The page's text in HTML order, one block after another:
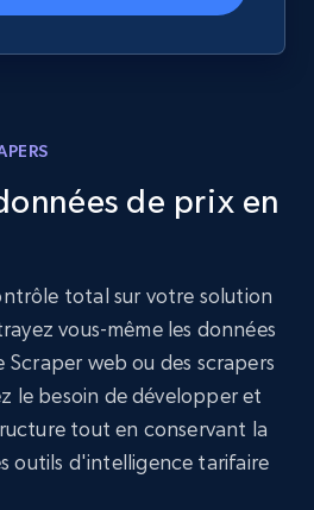
de prix en
total sur votre solution
vous-même les données
Scraper web ou des scrapers
le besoin de développer et
tout en conservant la
outils d'intelligence tarifaire